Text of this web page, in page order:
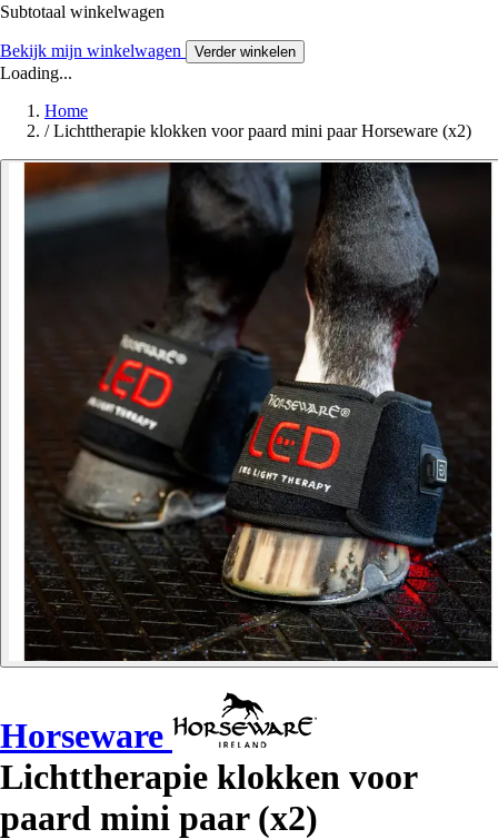
Subtotaal winkelwagen
Bekijk mijn winkelwagen Verder winkelen
Loading...
Home
/ Lichttherapie klokken voor paard mini paar Horseware (x2)
Horseware
Lichttherapie klokken voor
paard mini paar (x2)